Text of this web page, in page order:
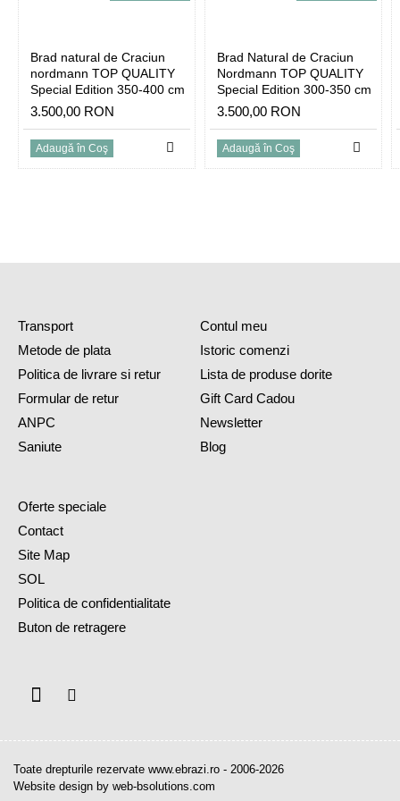
-discount la achizitionare;
-atentie deosebita la alegerea bradului
Brad natural de Craciun
nordmann TOP QUALITY
Special Edition 350-400 cm
3.500,00 RON
Adaugă în Coş
Brad Natural de Craciun
Nordmann TOP QUALITY
Special Edition 300-350 cm
3.500,00 RON
Adaugă în Coş
Transport
Metode de plata
Politica de livrare si retur
Formular de retur
ANPC
Saniute
Contul meu
Istoric comenzi
Lista de produse dorite
Gift Card Cadou
Newsletter
Blog
Oferte speciale
Contact
Site Map
SOL
Politica de confidentialitate
Buton de retragere
Toate drepturile rezervate www.ebrazi.ro - 2006-2026
Website design by web-bsolutions.com